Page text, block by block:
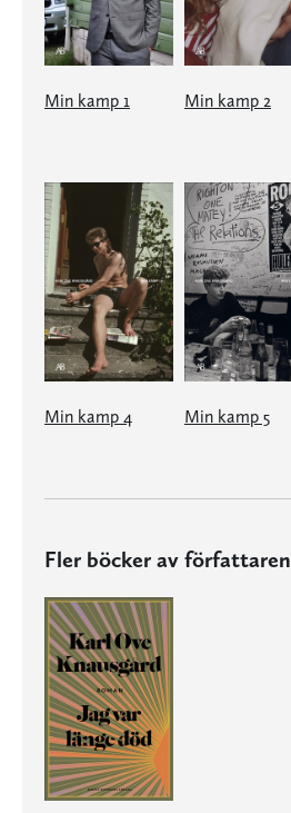
Min kamp 1 Min kamp 2
Min kamp 4 Min kamp 5
Fler böcker av författaren